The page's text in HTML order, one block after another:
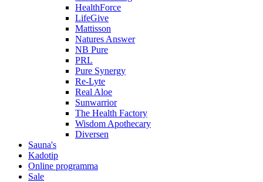
HealthForce
LifeGive
Mattisson
Natures Answer
NB Pure
PRL
Pure Synergy
Re-Lyte
Real Aloe
Sunwarrior
The Health Factory
Wisdom Apothecary
Diversen
Sauna's
Kadotip
Online programma
Sale